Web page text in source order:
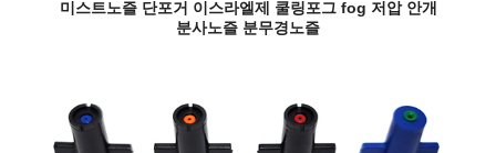
미스트노즐 단포거 이스라엘제 쿨링포그 fog 저압 안개
분사노즐 분무경노즐